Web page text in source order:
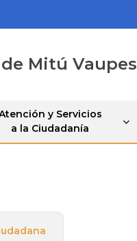
Mitú Vaupes
y Servicios
a la Ciudadanía